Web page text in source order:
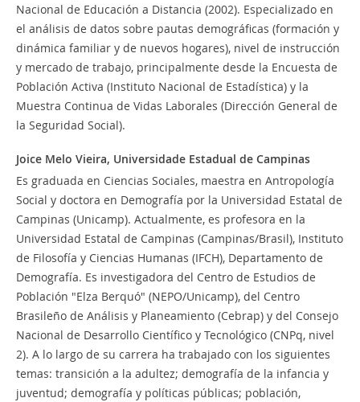
Nacional de Educación a Distancia (2002). Especializado en
el análisis de datos sobre pautas demográficas (formación y
dinámica familiar y de nuevos hogares), nivel de instrucción
y mercado de trabajo, principalmente desde la Encuesta de
Población Activa (Instituto Nacional de Estadística) y la
Muestra Continua de Vidas Laborales (Dirección General de
la Seguridad Social).
Joice Melo Vieira, Universidade Estadual de Campinas
Es graduada en Ciencias Sociales, maestra en Antropología
Social y doctora en Demografía por la Universidad Estatal de
Campinas (Unicamp). Actualmente, es profesora en la
Universidad Estatal de Campinas (Campinas/Brasil), Instituto
de Filosofía y Ciencias Humanas (IFCH), Departamento de
Demografía. Es investigadora del Centro de Estudios de
Población "Elza Berquó" (NEPO/Unicamp), del Centro
Brasileño de Análisis y Planeamiento (Cebrap) y del Consejo
Nacional de Desarrollo Científico y Tecnológico (CNPq, nivel
2). A lo largo de su carrera ha trabajado con los siguientes
temas: transición a la adultez; demografía de la infancia y
juventud; demografía y políticas públicas; población,